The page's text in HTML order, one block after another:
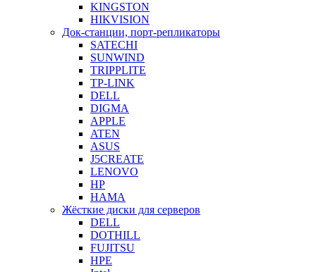
KINGSTON
HIKVISION
Док-станции, порт-репликаторы
SATECHI
SUNWIND
TRIPPLITE
TP-LINK
DELL
DIGMA
APPLE
ATEN
ASUS
J5CREATE
LENOVO
HP
HAMA
Жёсткие диски для серверов
DELL
DOTHILL
FUJITSU
HPE